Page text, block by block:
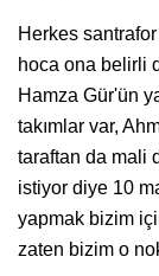
Herkes
hoca ona belirli
Hamza Gür'ün
takımlar var,
taraftan da mali
istiyor diye 10
yapmak bizim
zaten bizim o